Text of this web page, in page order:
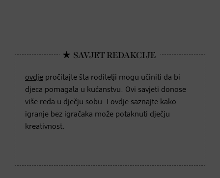
ovdje pročitajte šta roditelji mogu učiniti da bi
djeca pomagala u kućanstvu. Ovi savjeti donose
više reda u dječju sobu. I ovdje saznajte kako
igranje bez igračaka može potaknuti dječju
kreativnost.